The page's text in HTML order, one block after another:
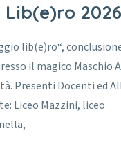
2026
lib(e)ro“,
il magico Maschio
Presenti Docenti ed
Liceo Mazzini, liceo